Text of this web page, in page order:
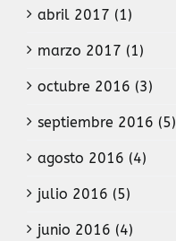
abril 2017 (1)
marzo 2017 (1)
octubre 2016 (3)
septiembre 2016 (5)
agosto 2016 (4)
julio 2016 (5)
junio 2016 (4)